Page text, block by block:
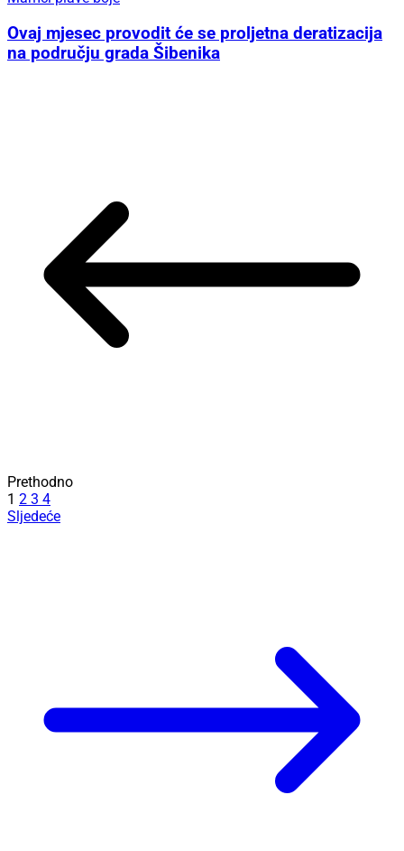
Ovaj mjesec provodit će se proljetna deratizacija
na području grada Šibenika
Prethodno
1 2 3 4
Sljedeće